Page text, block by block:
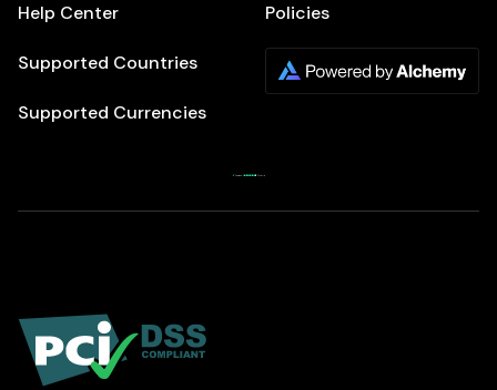
Help Center
Supported Countries
Supported Currencies
Policies